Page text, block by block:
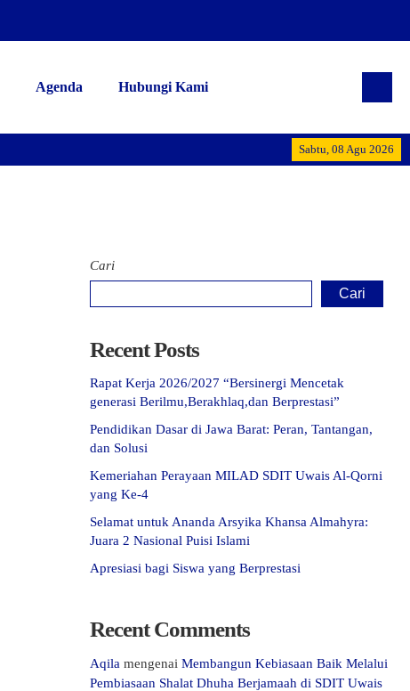
Agenda Hubungi Kami
Sabtu, 08 Agu 2026
Cari
Cari
Recent Posts
Rapat Kerja 2026/2027 “Bersinergi Mencetak
generasi Berilmu,Berakhlaq,dan Berprestasi”
Pendidikan Dasar di Jawa Barat: Peran, Tantangan,
dan Solusi
Kemeriahan Perayaan MILAD SDIT Uwais Al-Qorni
yang Ke-4
Selamat untuk Ananda Arsyika Khansa Almahyra:
Juara 2 Nasional Puisi Islami
Apresiasi bagi Siswa yang Berprestasi
Recent Comments
Aqila mengenai Membangun Kebiasaan Baik Melalui
Pembiasaan Shalat Dhuha Berjamaah di SDIT Uwais